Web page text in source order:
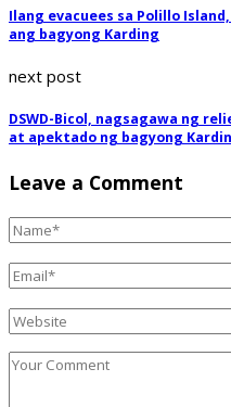
Ilang evacuees sa Polillo
ang bagyong Karding
next post
DSWD-Bicol, nagsagawa ng
at apektado ng bagyong
Leave a Comment